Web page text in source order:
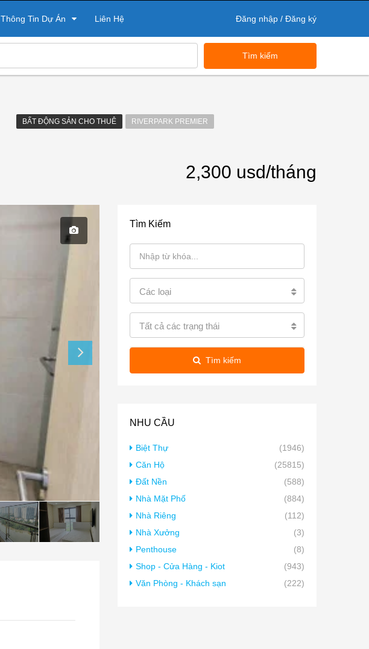
Thông Tin Dự Án Liên Hệ Đăng nhập / Đăng ký
Tìm kiếm
BẤT ĐỘNG SẢN CHO THUÊ RIVERPARK PREMIER
2,300 usd/tháng
Tìm Kiếm
Các loại
Tất cả các trạng thái
Tìm kiếm
NHU CẦU
Biệt Thự
(1946)
Căn Hộ
(25815)
Đất Nền
(588)
Nhà Mặt Phố
(884)
Nhà Riêng
(112)
Nhà Xưởng
(3)
Penthouse
(8)
Shop - Cửa Hàng - Kiot
(943)
Văn Phòng - Khách sạn
(222)